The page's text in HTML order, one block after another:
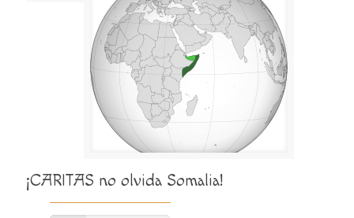
¡CARITAS no olvida Somalia!